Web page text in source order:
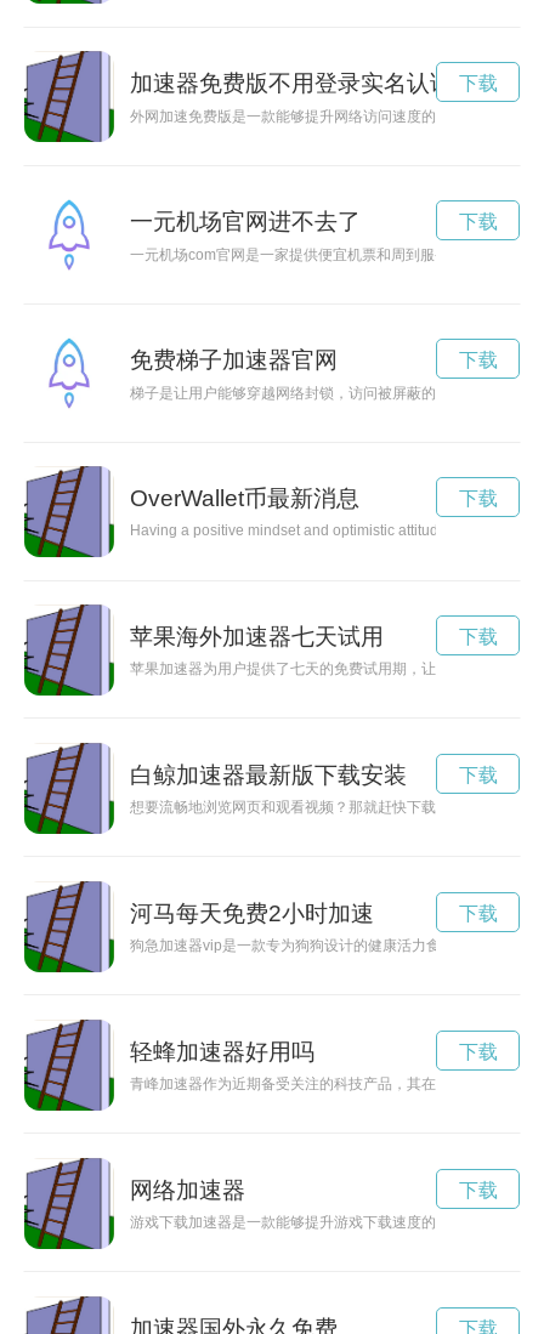
加速器免费版不用登录实名认证
外网加速免费版是一款能够提升网络访问速度的工具，让用户可
下载
一元机场官网进不去了
一元机场com官网是一家提供便宜机票和周到服务的在线平台
下载
免费梯子加速器官网
梯子是让用户能够穿越网络封锁，访问被屏蔽的网站和服务的
下载
OverWallet币最新消息
Having a positive mindset and optimistic attitude can greatly
下载
苹果海外加速器七天试用
苹果加速器为用户提供了七天的免费试用期，让用户体验其网
下载
白鲸加速器最新版下载安装
想要流畅地浏览网页和观看视频？那就赶快下载白鲸加速器
下载
河马每天免费2小时加速
狗急加速器vip是一款专为狗狗设计的健康活力食品，能够帮助
下载
轻蜂加速器好用吗
青峰加速器作为近期备受关注的科技产品，其在科研领域的发
下载
网络加速器
游戏下载加速器是一款能够提升游戏下载速度的工具，通过优
下载
加速器国外永久免费 下载